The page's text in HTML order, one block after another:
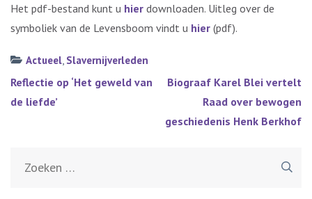
Het pdf-bestand kunt u hier downloaden. Uitleg over de
symboliek van de Levensboom vindt u hier (pdf).
Actueel, Slavernijverleden
Bericht
navigatie
Reflectie op ‘Het geweld van
de liefde’
Biograaf Karel Blei vertelt
Raad over bewogen
geschiedenis Henk Berkhof